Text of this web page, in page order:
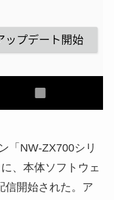
「NW-ZX700シリ
、本体ソフトウェ
信開始された。ア